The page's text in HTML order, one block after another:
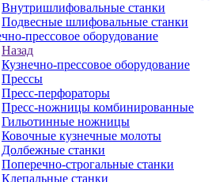
Внутришлифовальные станки
Подвесные шлифовальные станки
прессовое оборудование
Назад
Кузнечно-прессовое оборудование
Прессы
Пресс-перфораторы
Пресс-ножницы комбинированные
Гильотинные ножницы
Ковочные кузнечные молоты
Долбежные станки
Поперечно-строгальные станки
Клепальные станки